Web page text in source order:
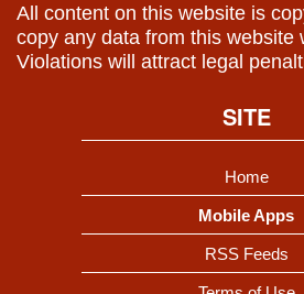
All content on this website is
copy any data from this website
Violations will attract legal
SITE
Home
Mobile Apps
RSS Feeds